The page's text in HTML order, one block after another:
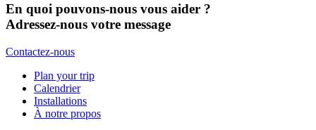
En quoi pouvons-nous vous aider ?
Adressez-nous votre message
Contactez-nous
Plan your trip
Calendrier
Installations
À notre propos